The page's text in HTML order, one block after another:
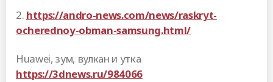
2. https://andro-news.com/news/raskryt-
ocherednoy-obman-samsung.html/
Huawei, зум, вулкан и утка
https://3dnews.ru/984066